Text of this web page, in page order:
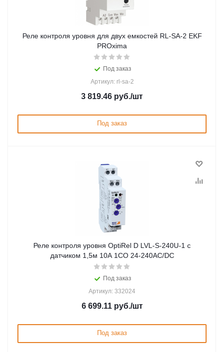
Реле контроля уровня для двух емкостей RL-SA-2 EKF
PROxima
Под заказ
Артикул: rl-sa-2
3 819.46 руб./шт
Под заказ
Реле контроля уровня OptiRel D LVL-S-240U-1 с
датчиком 1,5м 10А 1СО 24-240АС/DC
Под заказ
Артикул: 332024
6 699.11руб./шт
Под заказ